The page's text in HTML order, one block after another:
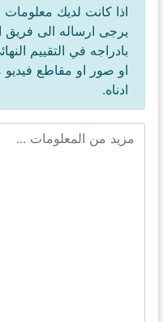
اذا كانت لديك معلومات
يرجى ارساله الى فريق
بادراجه في التقييم
او صور او مقاطع فيديو
ادناه.